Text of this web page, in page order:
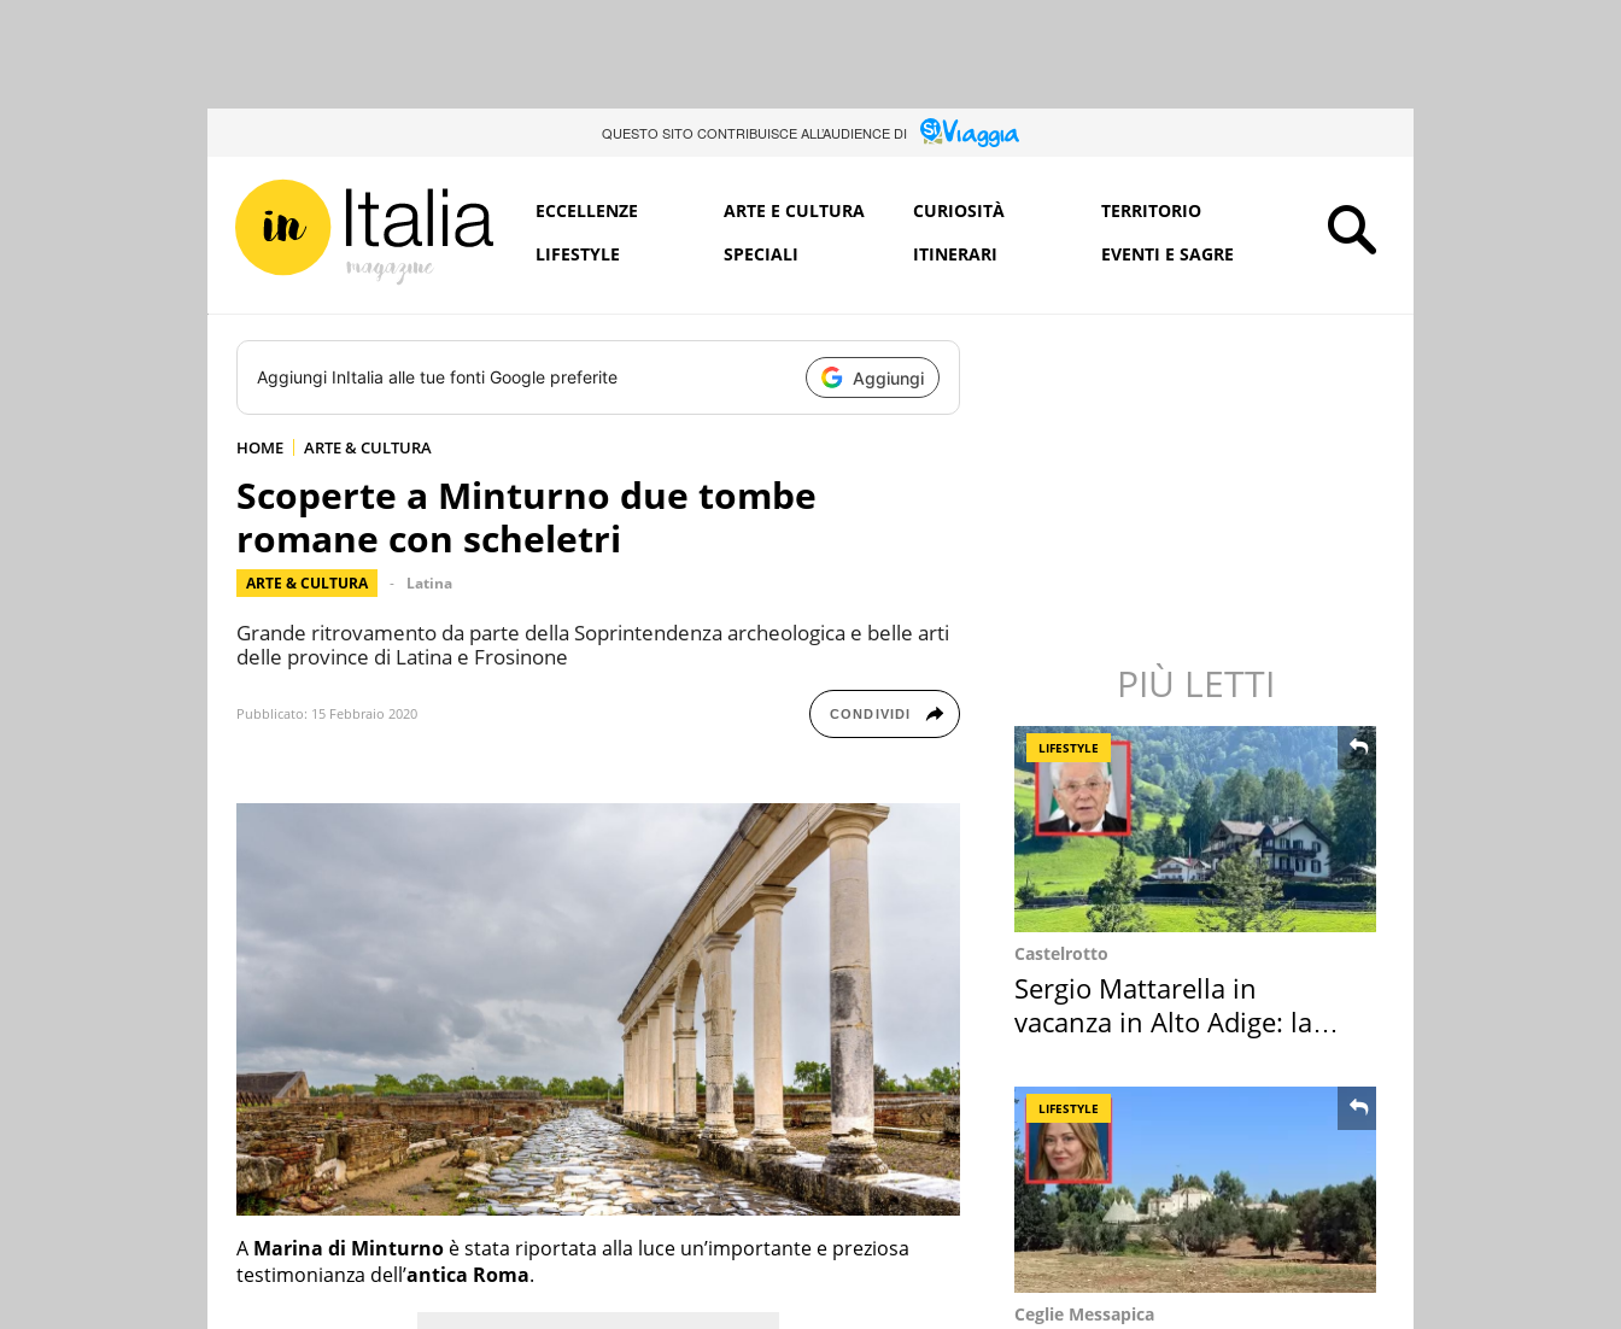
QUESTO SITO CONTRIBUISCE ALL’AUDIENCE DI
ECCELLENZE ARTE E CULTURA CURIOSITÀ
TERRITORIO
LIFESTYLE
SPECIALI ITINERARI EVENTI E SAGRE
Aggiungi InItalia alle tue fonti Google preferite Aggiungi
HOME ARTE & CULTURA
Scoperte a Minturno due tombe
romane con scheletri
ARTE & CULTURA Latina
Grande ritrovamento da parte della Soprintendenza archeologica e belle arti
delle province di Latina e Frosinone
Pubblicato: 15 Febbraio 2020 CONDIVIDI
A Marina di Minturno è stata riportata alla luce un’importante e preziosa
testimonianza dell’antica Roma.
PIÙ LETTI
LIFESTYLE
Castelrotto
Sergio Mattarella in
vacanza in Alto Adige: la
LIFESTYLE
Ceglie Messapica